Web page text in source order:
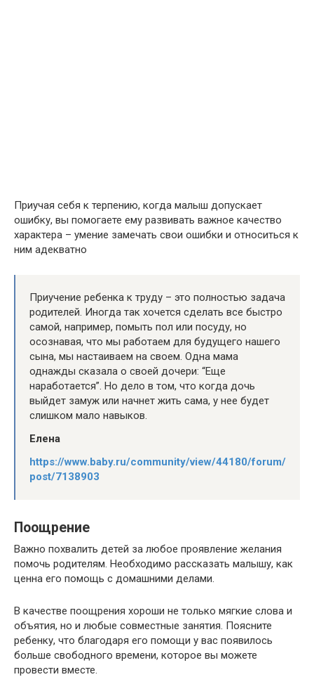
Приучая себя к терпению, когда малыш допускает
ошибку, вы помогаете ему развивать важное качество
характера – умение замечать свои ошибки и относиться к
ним адекватно
Приучение ребенка к труду – это полностью задача
родителей. Иногда так хочется сделать все быстро
самой, например, помыть пол или посуду, но
осознавая, что мы работаем для будущего нашего
сына, мы настаиваем на своем. Одна мама
однажды сказала о своей дочери: “Еще
наработается”. Но дело в том, что когда дочь
выйдет замуж или начнет жить сама, у нее будет
слишком мало навыков.
Елена
https://www.baby.ru/community/view/44180/forum/
post/7138903
Поощрение
Важно похвалить детей за любое проявление желания
помочь родителям. Необходимо рассказать малышу, как
ценна его помощь с домашними делами.
В качестве поощрения хороши не только мягкие слова и
объятия, но и любые совместные занятия. Поясните
ребенку, что благодаря его помощи у вас появилось
больше свободного времени, которое вы можете
провести вместе.